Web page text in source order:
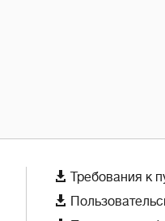
 Требования к
